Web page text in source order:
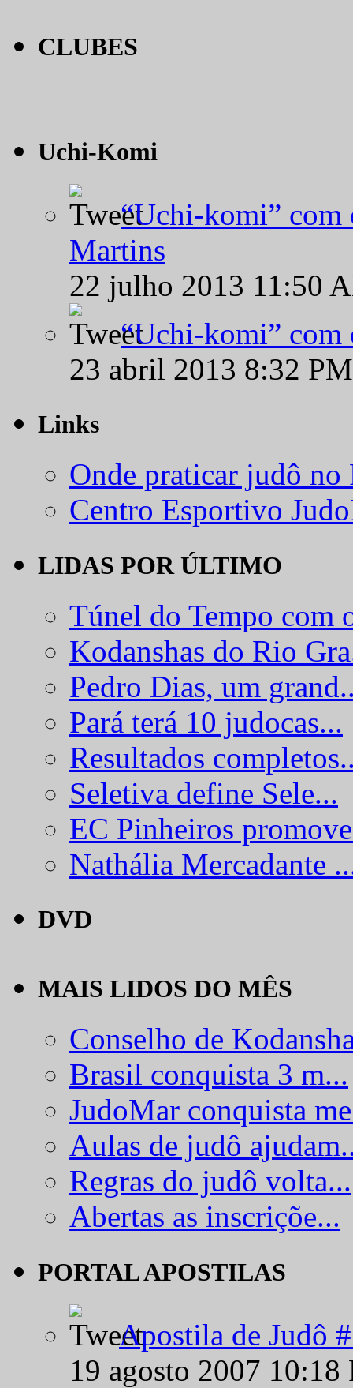
CLUBES
Uchi-Komi
“Uchi-komi” com
Martins
22 julho 2013 11:50
“Uchi-komi” com
23 abril 2013 8:32
Links
Onde praticar judô
Centro Esportivo
LIDAS POR ÚLTIMO
Túnel do Tempo com
Kodanshas do Rio
Pedro Dias, um
Pará terá 10 judocas...
Resultados
Seletiva define Sele...
EC Pinheiros
Nathália Mercadante
DVD
MAIS LIDOS DO MÊS
Conselho de
Brasil conquista 3 m...
JudoMar conquista
Aulas de judô
Regras do judô volta...
Abertas as inscriçõe...
PORTAL APOSTILAS
Apostila de Judô
19 agosto 2007